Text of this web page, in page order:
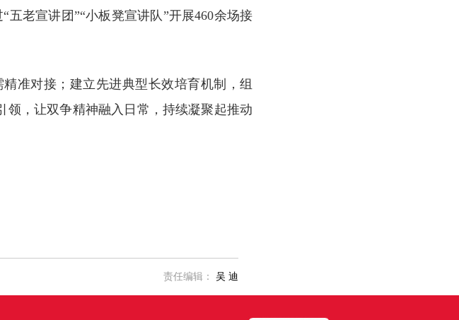
老宣讲团”“小板凳宣讲队”开展460余场接
准对接；建立先进典型长效培育机制，组
领，让双争精神融入日常，持续凝聚起推动
责任编辑： 吴 迪